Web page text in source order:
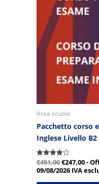
Area scuola
Pacchetto corso
Inglese Livello B2
Valutato
4.00
su 5
€451,00€247,00-
09/08/2026 IVA